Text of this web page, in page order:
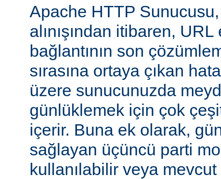
Apache HTTP
alınışından itibaren,
bağlantının son
sırasına ortaya çıkan
üzere sunucunuzda
günlüklemek için çok
içerir. Buna ek olarak,
sağlayan üçüncü parti
kullanılabilir veya